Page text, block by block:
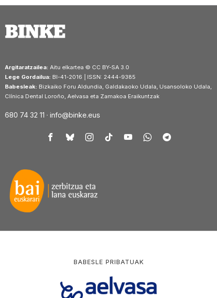
Argitaratzailea: Aitu elkartea © CC BY-SA 3.0
Lege Gordailua: BI-41-2016 | ISSN: 2444-9385
Babesleak: Bizkaiko Foru Aldundia, Galdakaoko Udala, Usansoloko Udala,
Clínica Dental Loroño, Aelvasa eta Zamakoa Eraikuntzak
680 74 32 11 · info@binke.eus
BABESLE PRIBATUAK